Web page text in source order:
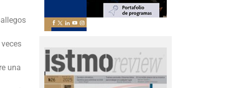
una